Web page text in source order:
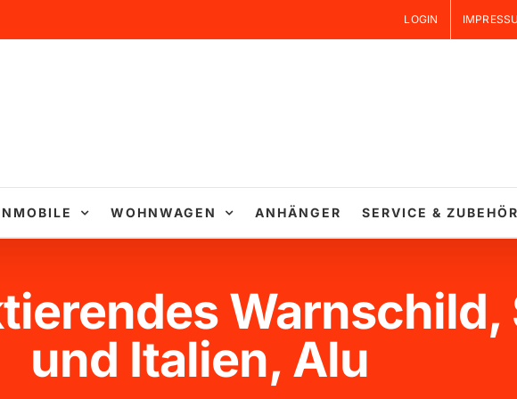
LOGIN
WOHNWAGEN ANHÄNGER SERVICE & ZUBEHÖR
Warnschild,
und Italien, Alu